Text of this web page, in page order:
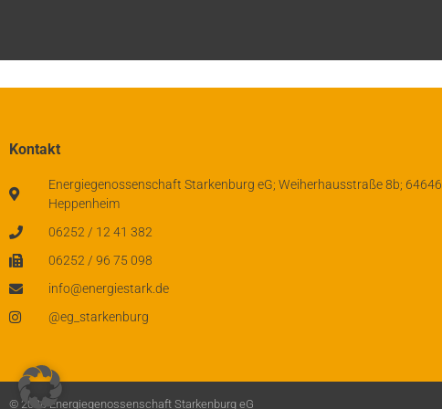
Kontakt
Energiegenossenschaft Starkenburg eG; Weiherhausstraße 8b; 64646
Heppenheim
06252 / 12 41 382
06252 / 96 75 098
info@energiestark.de
@eg_starkenburg
© 2026 Energiegenossenschaft Starkenburg eG